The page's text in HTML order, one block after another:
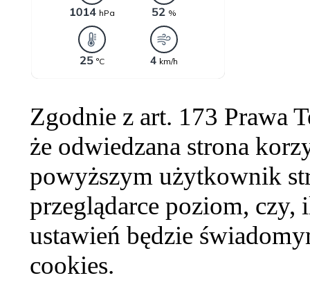
Zgodnie z art. 173 Prawa
że odwiedzana strona
powyższym użytkownik
przeglądarce poziom,
ustawień będzie
cookies.